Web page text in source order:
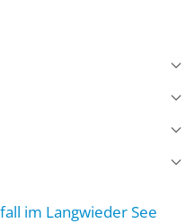
im Langwieder See